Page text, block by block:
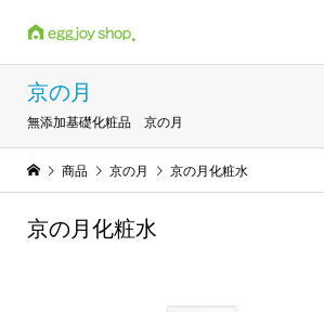
京の月
無添加基礎化粧品 京の月
商品 京の月 京の月化粧水
京の月化粧水